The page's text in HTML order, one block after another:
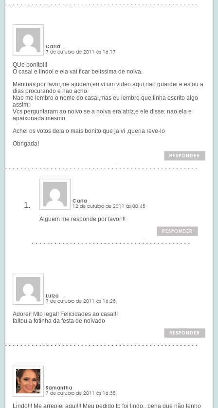
Carla
7 de outubro de 2011 às 16:17
QUe bonito!!!
O casal e lindo! e ela vai ficar belissima de noiva.
Meninas,por favor,me ajudem,eu vi um video aqui,nao guardei e estou a
dias procurando e nao acho.
Nao me lembro o nome do casal,mas eu lembro que tinha escrito algo
assim:
Vcs perguntaram ao noivo se a noiva era atriz,e ele disse: nao,ela e
apaixonada mesmo.
Achei os votos dela o mais bonito que ja vi ,queria reve-lo
Obrigada!
RESPONDER
Carla
12 de outubro de 2011 às 00:45
Alguem me responde por favor!!!
RESPONDER
Luiza
7 de outubro de 2011 às 16:28
Adorei! Mto legal! Felicidades ao casal!!
faltou a fotinha da festa de noivado
RESPONDER
Samantha
7 de outubro de 2011 às 16:35
Lindo!!! Me arrepiei aqui!!! Meu pedido tb foi lindo.. pena que não tenho